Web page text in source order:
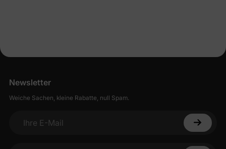
Newsletter
Weiche Sachen, kleine Rabatte, null Spam.
Ihre E-Mail